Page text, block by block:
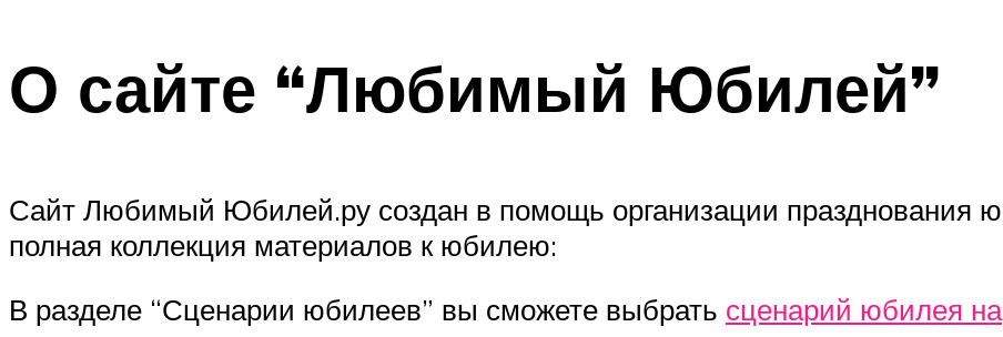
О сайте “Любимый Юбилей”
Сайт Любимый Юбилей.ру создан в помощь организации празднования
полная коллекция материалов к юбилею:
В разделе “Сценарии юбилеев” вы сможете выбрать сценарий юбилея на